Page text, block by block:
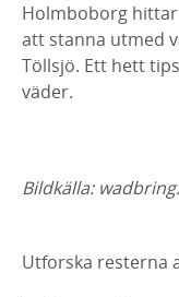
Holmboborg
att stanna utmed
Töllsjö. Ett hett
väder.
Bildkälla:
Utforska resterna